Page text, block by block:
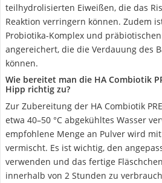
teilhydrolisierten Eiweißen, die das
Reaktion verringern können. Zudem
Probiotika-Komplex und
angereichert, die die Verdauung des
können.
Wie bereitet man die HA Combiotik
Hipp richtig zu?
Zur Zubereitung der HA Combiotik
etwa 40–50 °C abgekühltes Wasser
empfohlene Menge an Pulver wird
vermischt. Es ist wichtig, den
verwenden und das fertige
innerhalb von 2 Stunden zu